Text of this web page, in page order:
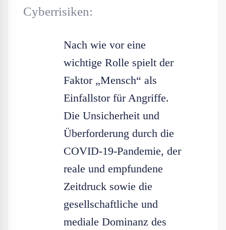
Cyberrisiken:
Nach wie vor eine
wichtige Rolle spielt der
Faktor „Mensch“ als
Einfallstor für Angriffe.
Die Unsicherheit und
Überforderung durch die
COVID-19-Pandemie, der
reale und empfundene
Zeitdruck sowie die
gesellschaftliche und
mediale Dominanz des